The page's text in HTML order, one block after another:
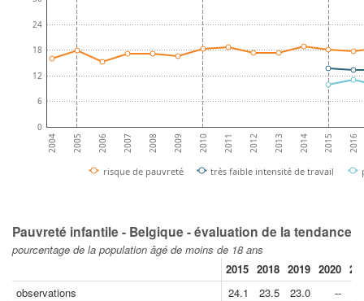
2004 2005 2006 2007 2008 2009 2010 2011 2012 2013 2014 2015 2016
0
6
12
18
24
risque de pauvreté très faible intensité de travail
Pauvreté infantile - Belgique - évaluation de la tendance
pourcentage de la population âgé de moins de 18 ans
2015 2018 2019 2020
observations
24.1 23.5 23.0 --